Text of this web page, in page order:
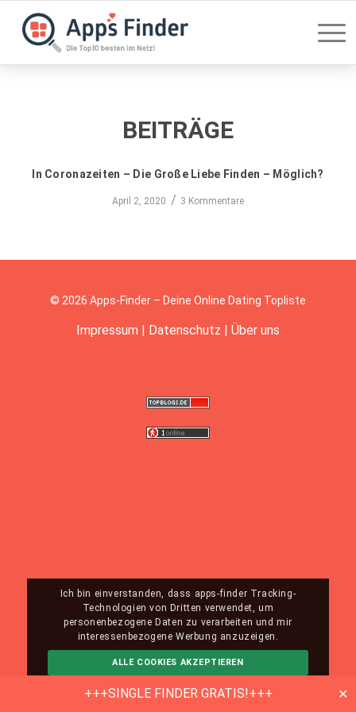
+++SINGLE FINDER GRATIS!+++ ✕
BEITRÄGE
In Coronazeiten – Die Große Liebe Finden – Möglich?
April 2, 2020 / 3 Kommentare
© 2026 Apps-Finder – Deine Online Dating Topliste
Impressum | Datenschutz | Über uns
Ich bin einverstanden, dass apps-finder Tracking-
Technologien von Dritten verwendet, um
personenbezogene Daten zu verarbeiten und mir
interessenbezogene Werbung anzuzeigen.
ALLE COOKIES AKZEPTIEREN
ABLEHNEN MEHR INFO